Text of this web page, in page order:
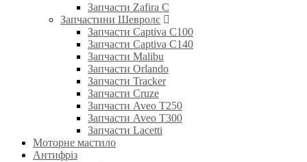
Запчасти Zafira C
Запчастини Шевролє
Запчасти Captiva C100
Запчасти Captiva C140
Запчасти Malibu
Запчасти Orlando
Запчасти Tracker
Запчасти Cruze
Запчасти Aveo T250
Запчасти Aveo T300
Запчасти Lacetti
Моторне мастило
Антифріз